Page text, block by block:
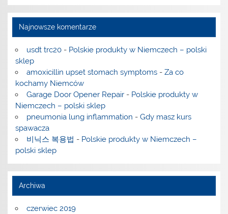
Najnowsze komentarze
usdt trc20- Polskie produkty w Niemczech – polski
sklep
amoxicillin upset stomach symptoms- Za co
kochamy Niemców
Garage Door Opener Repair- Polskie produkty w
Niemczech – polski sklep
pneumonia lung inflammation - Gdy masz kurs
spawacza
비닉스 복용법 - Polskie produkty w Niemczech –
polski sklep
Archiwa
czerwiec 2019